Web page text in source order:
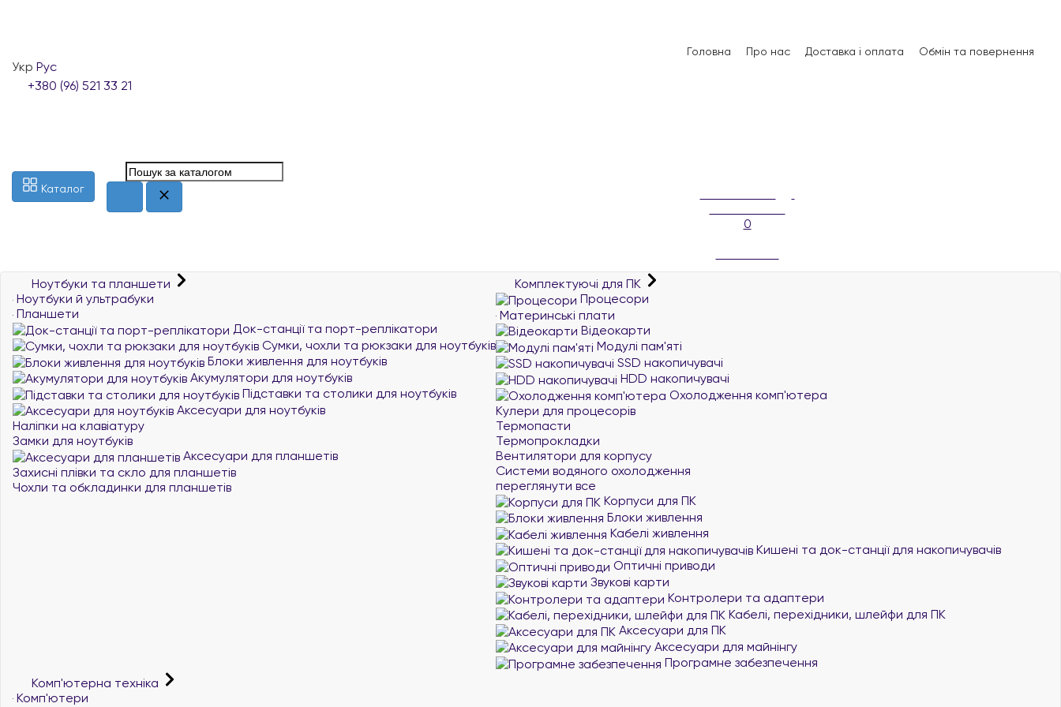
Головна Про нас Доставка і оплата Обмін та повернення
Укр Рус
+380 (96) 521 33 21
Каталог
0
Ноутбуки та планшети
Ноутбуки й ультрабуки
Планшети
Док-станції та порт-реплікатори
Сумки, чохли та рюкзаки для ноутбуків
Блоки живлення для ноутбуків
Акумулятори для ноутбуків
Підставки та столики для ноутбуків
Аксесуари для ноутбуків
Наліпки на клавіатуру
Замки для ноутбуків
Аксесуари для планшетів
Захисні плівки та скло для планшетів
Чохли та обкладинки для планшетів
Комплектуючі для ПК
Процесори
Материнські плати
Відеокарти
Модулі пам'яті
SSD накопичувачі
HDD накопичувачі
Охолодження комп'ютера
Кулери для процесорів
Термопасти
Термопрокладки
Вентилятори для корпусу
Системи водяного охолодження
переглянути все
Корпуси для ПК
Блоки живлення
Кабелі живлення
Кишені та док-станції для накопичувачів
Оптичні приводи
Звукові карти
Контролери та адаптери
Кабелі, перехідники, шлейфи для ПК
Аксесуари для ПК
Аксесуари для майнінгу
Програмне забезпечення
Комп'ютерна техніка
Комп'ютери